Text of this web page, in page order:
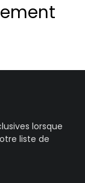
lorsque
liste de